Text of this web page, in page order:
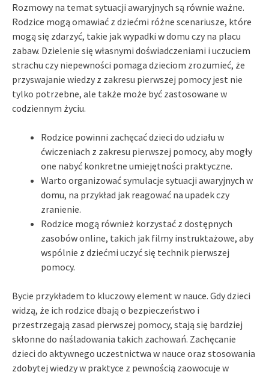
Rozmowy na temat sytuacji awaryjnych są równie ważne.
Rodzice mogą omawiać z dziećmi różne scenariusze, które
mogą się zdarzyć, takie jak wypadki w domu czy na placu
zabaw. Dzielenie się własnymi doświadczeniami i uczuciem
strachu czy niepewności pomaga dzieciom zrozumieć, że
przyswajanie wiedzy z zakresu pierwszej pomocy jest nie
tylko potrzebne, ale także może być zastosowane w
codziennym życiu.
Rodzice powinni zachęcać dzieci do udziału w
ćwiczeniach z zakresu pierwszej pomocy, aby mogły
one nabyć konkretne umiejętności praktyczne.
Warto organizować symulacje sytuacji awaryjnych w
domu, na przykład jak reagować na upadek czy
zranienie.
Rodzice mogą również korzystać z dostępnych
zasobów online, takich jak filmy instruktażowe, aby
wspólnie z dziećmi uczyć się technik pierwszej
pomocy.
Bycie przykładem to kluczowy element w nauce. Gdy dzieci
widzą, że ich rodzice dbają o bezpieczeństwo i
przestrzegają zasad pierwszej pomocy, stają się bardziej
skłonne do naśladowania takich zachowań. Zachęcanie
dzieci do aktywnego uczestnictwa w nauce oraz stosowania
zdobytej wiedzy w praktyce z pewnością zaowocuje w